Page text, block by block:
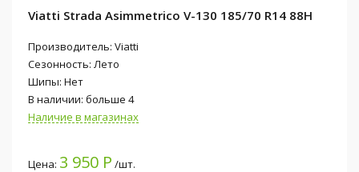
Viatti Strada Asimmetrico V-130 185/70 R14 88H
Производитель: Viatti
Сезонность: Лето
Шипы: Нет
В наличии: больше 4
Наличие в магазинах
Цена: 3 950 Р /шт.